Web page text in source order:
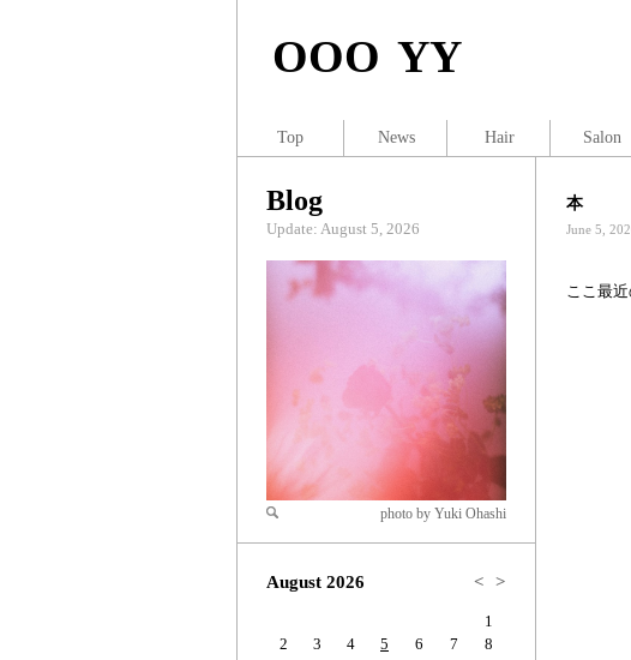
OOO YY
本
June 5,
ここ最
Blog
Update: August 5, 2026
Zoom
photo by Yuki Ohashi
August 2026 < >
1
2
3 4 5 6 7
8
Top News Hair Salon